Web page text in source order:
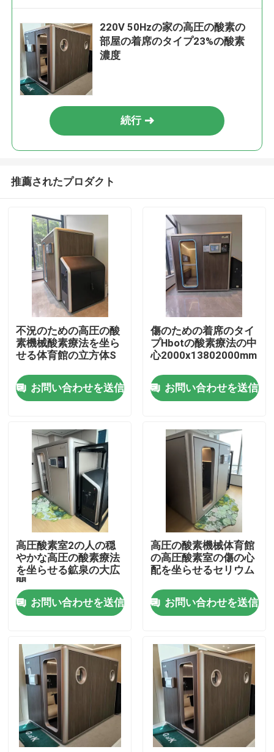
家
プロダクト
ビデオ
私達について
工場旅行
品質管理
HBOTの高圧酸素室
高圧酸素室の鉱泉
逆の老化する高圧酸素室
220V 50Hzの家の高圧の酸素の
部屋の着席のタイプ23%の酸素
濃度
続行
推薦されたプロダクト
不況のための高圧の酸
素機械酸素療法を坐ら
せる体育館の立方体S
お問い合わせを送信
傷のための着席のタイ
プHbotの酸素療法の中
心2000x13802000mm
お問い合わせを送信
高圧酸素室2の人の穏
やかな高圧の酸素療法
を坐らせる鉱泉の大広
間
お問い合わせを送信
高圧の酸素機械体育館
の高圧酸素室の傷の心
配を坐らせるセリウム
お問い合わせを送信